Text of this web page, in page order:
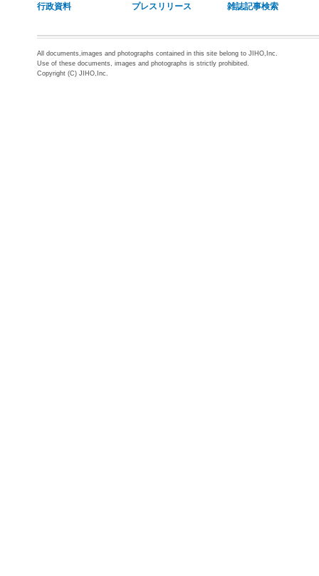
行政資料 プレスリリース 雑誌記事検索
All documents,images and photographs contained in this site belong to JIHO,Inc.
Use of these documents, images and photographs is strictly prohibited.
Copyright (C) JIHO,Inc.